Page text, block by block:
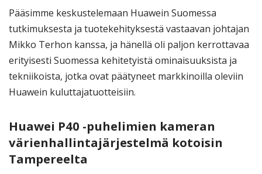
Pääsimme keskustelemaan Huawein Suomessa
tutkimuksesta ja tuotekehityksestä vastaavan johtajan
Mikko Terhon kanssa, ja hänellä oli paljon kerrottavaa
erityisesti Suomessa kehitetyistä ominaisuuksista ja
tekniikoista, jotka ovat päätyneet markkinoilla oleviin
Huawein kuluttajatuotteisiin.
Huawei P40 -puhelimien kameran
värienhallintajärjestelmä kotoisin
Tampereelta